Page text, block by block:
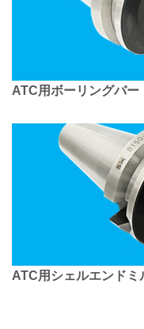
ATC用ボーリングバ
ATC用シェルエンドミ